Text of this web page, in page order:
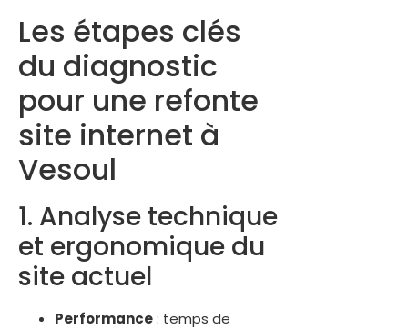
Les étapes clés
du diagnostic
pour une refonte
site internet à
Vesoul
1. Analyse technique
et ergonomique du
site actuel
Performance: temps de